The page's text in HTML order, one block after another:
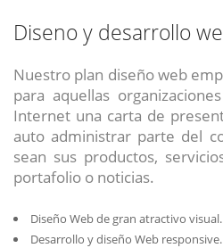
Diseno y desarrollo
Nuestro plan diseño web
para aquellas
Internet una carta de
auto administrar parte del
sean sus productos,
portafolio o noticias.
Diseño Web de gran atractivo visual.
Desarrollo y diseño Web responsive.